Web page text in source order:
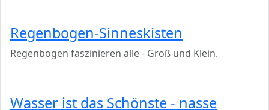
Regenbogen-Sinneskisten
Regenbögen faszinieren alle - Groß und Klein.
Wasser ist das Schönste - nasse